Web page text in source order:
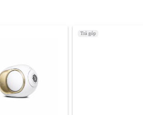
Trả góp